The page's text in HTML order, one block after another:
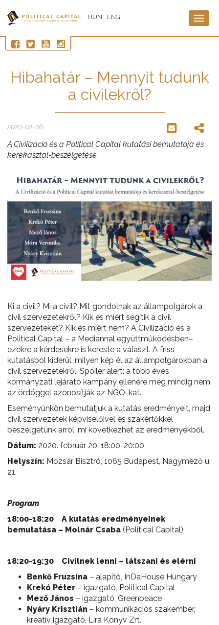
HUN ENG
Hibahatár – Mennyit tudunk
a civilekről?
2020-02-06
A Civilizáció és a Political Capital kutatási bemutatója és
kerekasztal-beszélgetése
Ki a civil? Mi a civil? Mit gondolnak az állampolgárok a
civil szervezetekről? Kik és miért segítik a civil
szervezeteket? Kik és miért nem? A Civilizáció és a
Political Capital – a Mediánnal együttműködésben–
ezekre a kérdésekre is kereste a választ. A friss
kutatásból kiderül, milyen kép él az állampolgárokban a
civil szervezetekről. Spoiler alert: a több éves
kormányzati lejárató kampány ellenére még mindig nem
az ördöggel azonosítják az NGO-kat.
Eseményünkön bemutatjuk a kutatás eredményeit, majd
civil szervezetek képviselőivel és szakértőkkel
beszélgetünk arról, mi következhet az eredményekből.
Dátum: 2020. február 20. 18:00-20:00
Helyszín: Mozsár Bisztró, 1065 Budapest, Nagymező u.
21.
Program
18:00-18:20 A kutatás eredményeinek
bemutatása – Molnár Csaba (Political Capital)
18:20-19:30 Civilnek lenni – látszani és elérni
Benkő Fruzsina – alapító, InDaHouse Hungary
Krekó Péter – igazgató, Political Capital
Mező János – igazgató, Greenpeace
Nyáry Krisztián – kommunikációs szakember,
kreatív igazgató, Líra Könyv Zrt.